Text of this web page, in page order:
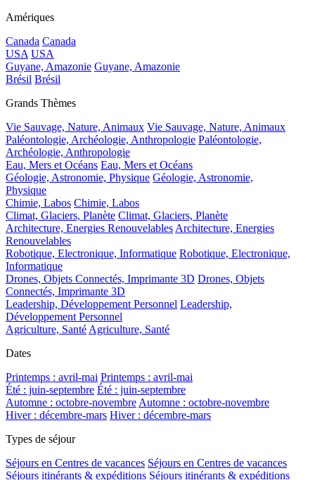
Amériques
Canada Canada
USA USA
Guyane, Amazonie Guyane, Amazonie
Brésil Brésil
Grands Thèmes
Vie Sauvage, Nature, Animaux Vie Sauvage, Nature, Animaux
Paléontologie, Archéologie, Anthropologie Paléontologie,
Archéologie, Anthropologie
Eau, Mers et Océans Eau, Mers et Océans
Géologie, Astronomie, Physique Géologie, Astronomie,
Physique
Chimie, Labos Chimie, Labos
Climat, Glaciers, Planète Climat, Glaciers, Planète
Architecture, Energies Renouvelables Architecture, Energies
Renouvelables
Robotique, Electronique, Informatique Robotique, Electronique,
Informatique
Drones, Objets Connectés, Imprimante 3D Drones, Objets
Connectés, Imprimante 3D
Leadership, Développement Personnel Leadership,
Développement Personnel
Agriculture, Santé Agriculture, Santé
Dates
Printemps : avril-mai Printemps : avril-mai
Été : juin-septembre Été : juin-septembre
Automne : octobre-novembre Automne : octobre-novembre
Hiver : décembre-mars Hiver : décembre-mars
Types de séjour
Séjours en Centres de vacances Séjours en Centres de vacances
Séjours itinérants & expéditions Séjours itinérants & expéditions